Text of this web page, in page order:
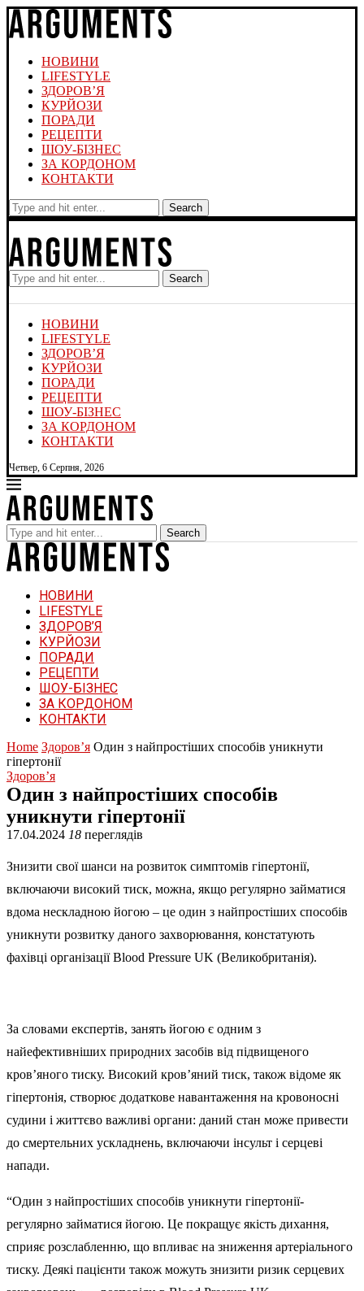
НОВИНИ
LIFESTYLE
ЗДОРОВ’Я
КУРЙОЗИ
ПОРАДИ
РЕЦЕПТИ
ШОУ-БІЗНЕС
ЗА КОРДОНОМ
КОНТАКТИ
Search
Search
НОВИНИ
LIFESTYLE
ЗДОРОВ’Я
КУРЙОЗИ
ПОРАДИ
РЕЦЕПТИ
ШОУ-БІЗНЕС
ЗА КОРДОНОМ
КОНТАКТИ
Четвер, 6 Серпня, 2026
Search
НОВИНИ
LIFESTYLE
ЗДОРОВ’Я
КУРЙОЗИ
ПОРАДИ
РЕЦЕПТИ
ШОУ-БІЗНЕС
ЗА КОРДОНОМ
КОНТАКТИ
Home Здоров’я Один з найпростіших способів уникнути
гіпертонії
Здоров’я
Один з найпростіших способів
уникнути гіпертонії
17.04.2024 18 переглядів
Знизити свої шанси на розвиток симптомів гіпертонії,
включаючи високий тиск, можна, якщо регулярно займатися
вдома нескладною йогою – це один з найпростіших способів
уникнути розвитку даного захворювання, констатують
фахівці організації Blood Pressure UK (Великобританія).
За словами експертів, занять йогою є одним з
найефективніших природних засобів від підвищеного
кров’яного тиску. Високий кров’яний тиск, також відоме як
гіпертонія, створює додаткове навантаження на кровоносні
судини і життєво важливі органи: даний стан може привести
до смертельних ускладнень, включаючи інсульт і серцеві
напади.
“Один з найпростіших способів уникнути гіпертонії-
регулярно займатися йогою. Це покращує якість дихання,
сприяє розслабленню, що впливає на зниження артеріального
тиску. Деякі пацієнти також можуть знизити ризик серцевих